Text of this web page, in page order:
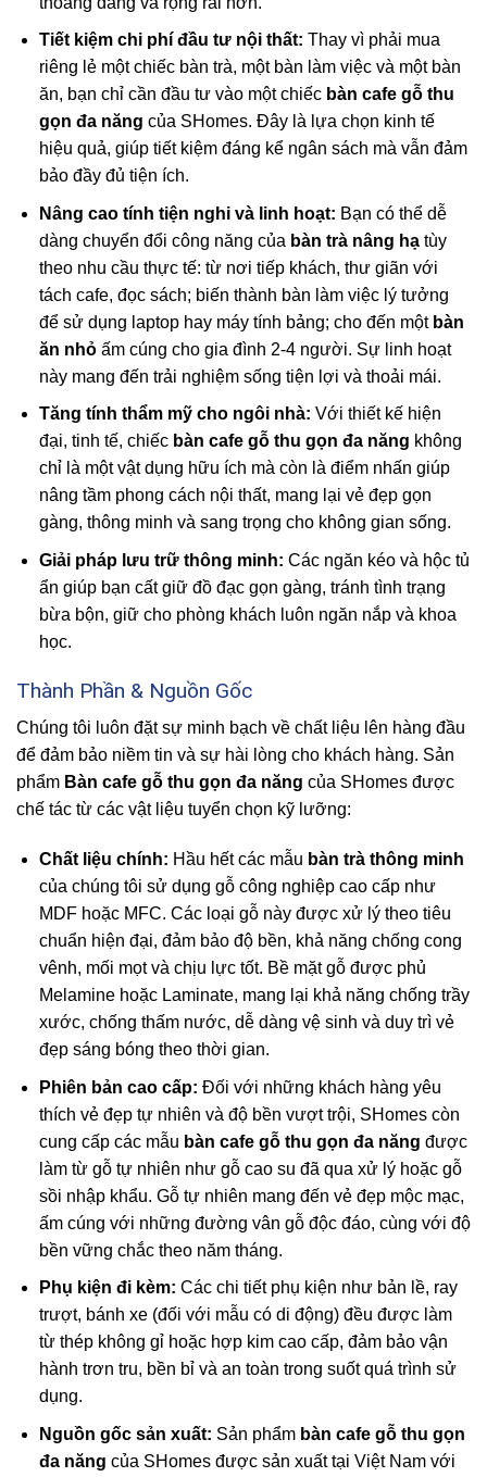
Tiết kiệm chi phí đầu tư nội thất: Thay vì phải mua
riêng lẻ một chiếc bàn trà, một bàn làm việc và một bàn
ăn, bạn chỉ cần đầu tư vào một chiếc bàn cafe gỗ thu
gọn đa năng của SHomes. Đây là lựa chọn kinh tế
hiệu quả, giúp tiết kiệm đáng kể ngân sách mà vẫn đảm
bảo đầy đủ tiện ích.
Nâng cao tính tiện nghi và linh hoạt: Bạn có thể dễ
dàng chuyển đổi công năng của bàn trà nâng hạtùy
theo nhu cầu thực tế: từ nơi tiếp khách, thư giãn với
tách cafe, đọc sách; biến thành bàn làm việc lý tưởng
để sử dụng laptop hay máy tính bảng; cho đến một bàn
ăn nhỏấm cúng cho gia đình 2-4 người. Sự linh hoạt
này mang đến trải nghiệm sống tiện lợi và thoải mái.
Tăng tính thẩm mỹ cho ngôi nhà: Với thiết kế hiện
đại, tinh tế, chiếc bàn cafe gỗ thu gọn đa năng không
chỉ là một vật dụng hữu ích mà còn là điểm nhấn giúp
nâng tầm phong cách nội thất, mang lại vẻ đẹp gọn
gàng, thông minh và sang trọng cho không gian sống.
Giải pháp lưu trữ thông minh: Các ngăn kéo và hộc tủ
ẩn giúp bạn cất giữ đồ đạc gọn gàng, tránh tình trạng
bừa bộn, giữ cho phòng khách luôn ngăn nắp và khoa
học.
Thành Phần & Nguồn Gốc
Chúng tôi luôn đặt sự minh bạch về chất liệu lên hàng đầu
để đảm bảo niềm tin và sự hài lòng cho khách hàng. Sản
phẩm Bàn cafe gỗ thu gọn đa năng của SHomes được
chế tác từ các vật liệu tuyển chọn kỹ lưỡng:
Chất liệu chính: Hầu hết các mẫu bàn trà thông minh
của chúng tôi sử dụng gỗ công nghiệp cao cấp như
MDF hoặc MFC. Các loại gỗ này được xử lý theo tiêu
chuẩn hiện đại, đảm bảo độ bền, khả năng chống cong
vênh, mối mọt và chịu lực tốt. Bề mặt gỗ được phủ
Melamine hoặc Laminate, mang lại khả năng chống trầy
xước, chống thấm nước, dễ dàng vệ sinh và duy trì vẻ
đẹp sáng bóng theo thời gian.
Phiên bản cao cấp: Đối với những khách hàng yêu
thích vẻ đẹp tự nhiên và độ bền vượt trội, SHomes còn
cung cấp các mẫu bàn cafe gỗ thu gọn đa năng được
làm từ gỗ tự nhiên như gỗ cao su đã qua xử lý hoặc gỗ
sồi nhập khẩu. Gỗ tự nhiên mang đến vẻ đẹp mộc mạc,
ấm cúng với những đường vân gỗ độc đáo, cùng với độ
bền vững chắc theo năm tháng.
Phụ kiện đi kèm: Các chi tiết phụ kiện như bản lề, ray
trượt, bánh xe (đối với mẫu có di động) đều được làm
từ thép không gỉ hoặc hợp kim cao cấp, đảm bảo vận
hành trơn tru, bền bỉ và an toàn trong suốt quá trình sử
dụng.
Nguồn gốc sản xuất: Sản phẩm bàn cafe gỗ thu gọn
đa năng của SHomes được sản xuất tại Việt Nam với